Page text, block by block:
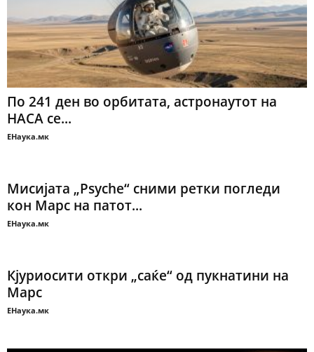
По 241 ден во орбитата, астронаутот на
НАСА се...
ЕНаука.мк
Мисијата „Psyche“ сними ретки погледи
кон Марс на патот...
ЕНаука.мк
Кјуриосити откри „саќе“ од пукнатини на
Марс
ЕНаука.мк